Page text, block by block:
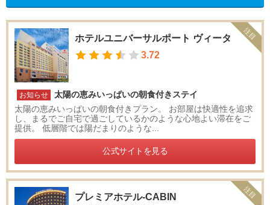
ホテルユニバーサルポート ヴィータ
3.72
お知らせ
太陽の恵みいっぱいの朝食付きステイ
太陽の恵みいっぱいの朝食付きプラン。 お部屋は快適性を追求
し、まるでご自宅で過ごしているかのような心地よい滞在をご
提供。 低層階では陽だまりのような...
公式サイトを見る
注目
プレミアホテル-CABIN
注目